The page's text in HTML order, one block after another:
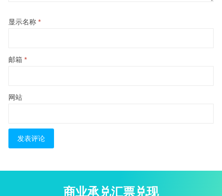
显示名称 *
邮箱 *
网站
商业承兑汇票兑现